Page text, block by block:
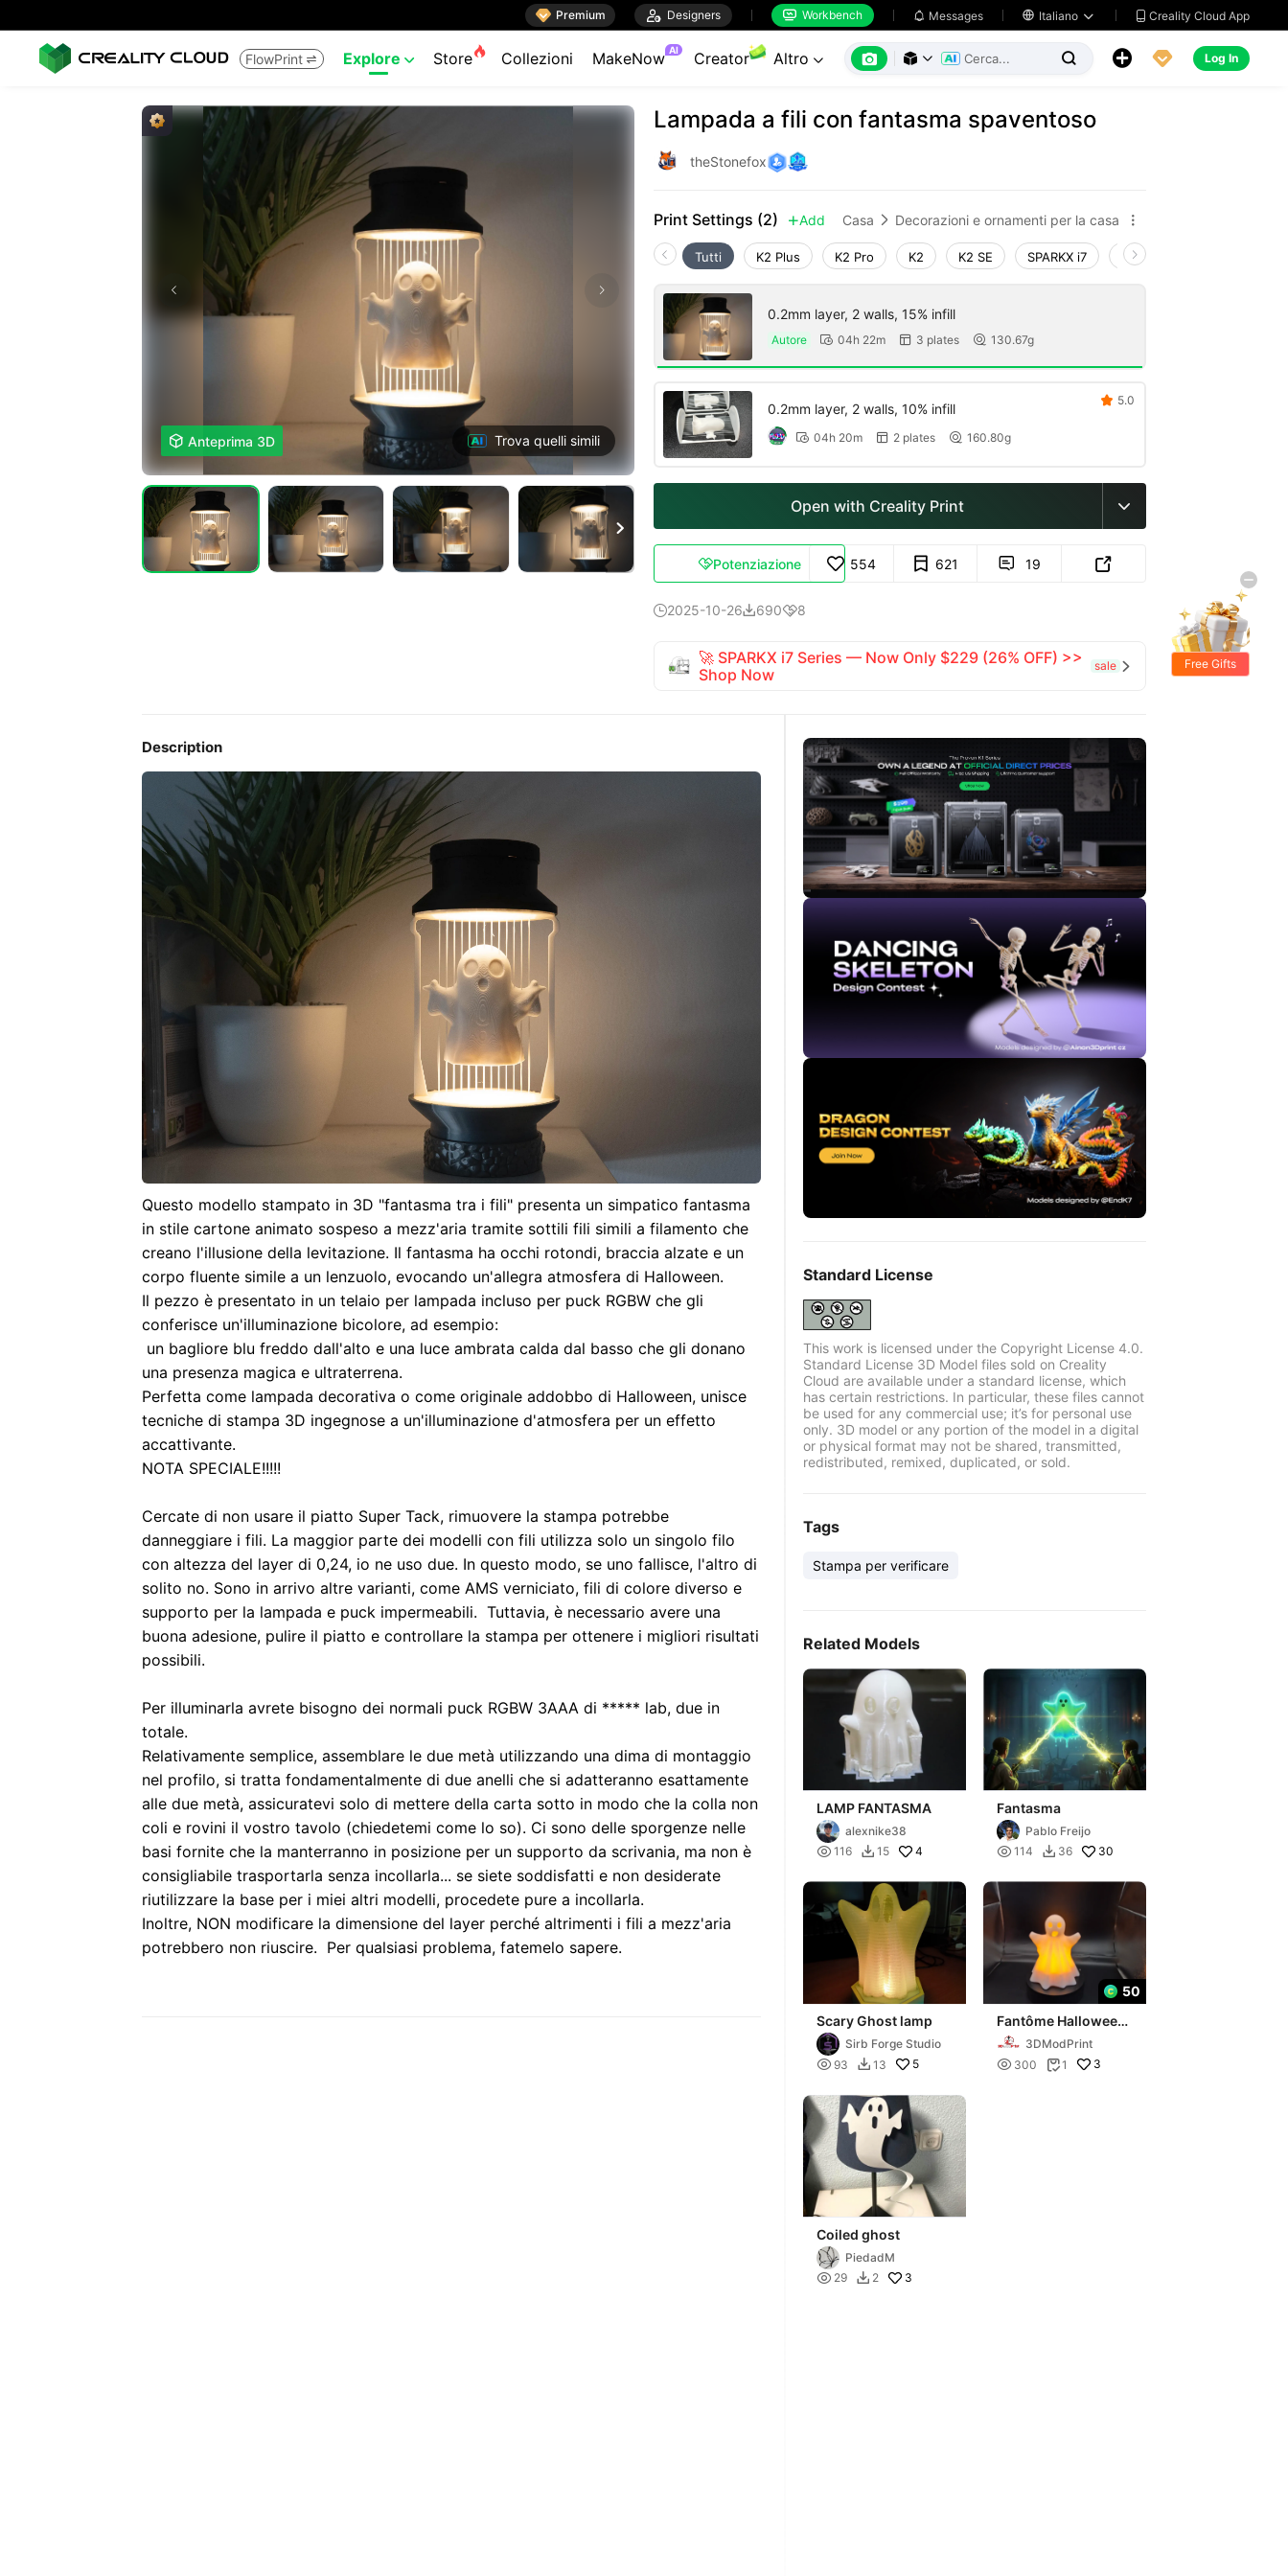
 Premium  Designers  Workbench  Messages  Italiano   Creality Cloud App
FlowPrint  Explore  Store Collezioni MakeNow AI Creator Altro        Log In
 Anteprima 3D Trova quelli simili

Lampada a fili con fantasma spaventoso
theStonefox
Print Settings (2) Add Casa  Decorazioni e ornamenti per la casa 
Tutti K2 Plus K2 Pro K2 K2 SE SPARKX i7 Creality Hi
0.2mm layer, 2 walls, 15% infill
Autore  04h 22m  3 plates  130.67g
0.2mm layer, 2 walls, 10% infill
 04h 20m  2 plates  160.80g
 5.0
Open with Creality Print 
Potenziazione 554 621  19 
2025-10-266908
🚀 SPARKX i7 Series — Now Only $229 (26% OFF) >>
Shop Now
sale 
Description
Questo modello stampato in 3D "fantasma tra i fili" presenta un simpatico fantasma
in stile cartone animato sospeso a mezz'aria tramite sottili fili simili a filamento che
creano l'illusione della levitazione. Il fantasma ha occhi rotondi, braccia alzate e un
corpo fluente simile a un lenzuolo, evocando un'allegra atmosfera di Halloween.
Il pezzo è presentato in un telaio per lampada incluso per puck RGBW che gli
conferisce un'illuminazione bicolore, ad esempio:
un bagliore blu freddo dall'alto e una luce ambrata calda dal basso che gli donano
una presenza magica e ultraterrena.
Perfetta come lampada decorativa o come originale addobbo di Halloween, unisce
tecniche di stampa 3D ingegnose a un'illuminazione d'atmosfera per un effetto
accattivante.
NOTA SPECIALE!!!!!
Cercate di non usare il piatto Super Tack, rimuovere la stampa potrebbe
danneggiare i fili. La maggior parte dei modelli con fili utilizza solo un singolo filo
con altezza del layer di 0,24, io ne uso due. In questo modo, se uno fallisce, l'altro di
solito no. Sono in arrivo altre varianti, come AMS verniciato, fili di colore diverso e
supporto per la lampada e puck impermeabili. Tuttavia, è necessario avere una
buona adesione, pulire il piatto e controllare la stampa per ottenere i migliori risultati
possibili.
Per illuminarla avrete bisogno dei normali puck RGBW 3AAA di ***** lab, due in
totale.
Relativamente semplice, assemblare le due metà utilizzando una dima di montaggio
nel profilo, si tratta fondamentalmente di due anelli che si adatteranno esattamente
alle due metà, assicuratevi solo di mettere della carta sotto in modo che la colla non
coli e rovini il vostro tavolo (chiedetemi come lo so). Ci sono delle sporgenze nelle
basi fornite che la manterranno in posizione per un supporto da scrivania, ma non è
consigliabile trasportarla senza incollarla... se siete soddisfatti e non desiderate
riutilizzare la base per i miei altri modelli, procedete pure a incollarla.
Inoltre, NON modificare la dimensione del layer perché altrimenti i fili a mezz'aria
potrebbero non riuscire. Per qualsiasi problema, fatemelo sapere.
Standard License
This work is licensed under the Copyright License 4.0.
Standard License 3D Model files sold on Creality
Cloud are available under a standard license, which
has certain restrictions. In particular, these files cannot
be used for any commercial use; it’s for personal use
only. 3D model or any portion of the model in a digital
or physical format may not be shared, transmitted,
redistributed, remixed, duplicated, or sold.
Tags
Stampa per verificare
Related Models
LAMP FANTASMA
alexnike38
 116  15 4
Fantasma
Pablo Freijo
 114  36 30
Scary Ghost lamp
Sirb Forge Studio
 93  13 5
50
Fantôme Halloween
éclairé3DModPrint
 300 1 3
Coiled ghost
PiedadM
 29  2 3
Free Gifts